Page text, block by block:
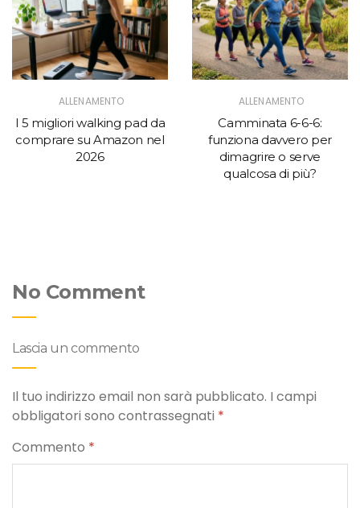
ALLENAMENTO
I 5 migliori walking pad da
comprare su Amazon nel
2026
ALLENAMENTO
Camminata 6-6-6:
funziona davvero per
dimagrire o serve
qualcosa di più?
No Comment
Lascia un commento
Il tuo indirizzo email non sarà pubblicato. I campi
obbligatori sono contrassegnati *
Commento *